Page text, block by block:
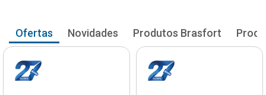
Ofertas Novidades Produtos Brasfort